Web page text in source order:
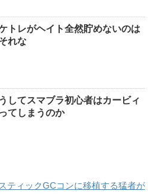
トレがヘイト全然貯めないのは
れな
してスマブラ初心者はカービィ
てしまうのか
ティックGCコンに移植する猛者が